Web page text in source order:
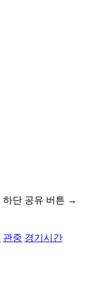
하단 공유 버튼 →
관중 경기시간